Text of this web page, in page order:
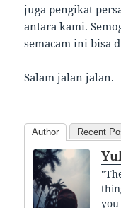
juga pengikat
antara kami.
semacam ini bisa
Salam jalan jalan.
Author Recent